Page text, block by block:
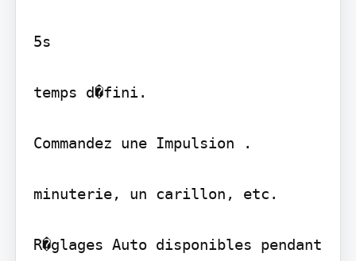
5s
temps d�fini.
Commandez une Impulsion .
minuterie, un carillon, etc.
R�glages Auto disponibles pendant